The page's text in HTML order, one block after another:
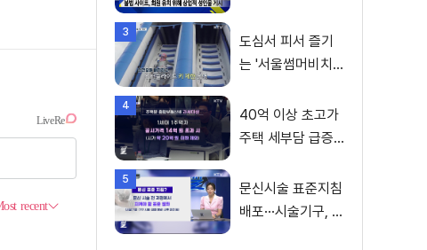
진계획은?
3
도심서 피서 즐기
는 '서울썸머비치'
4
40억 이상 초고가
주택 세부담 급증···
화
5
문신시술 표준지침
배포···시술기구, 일